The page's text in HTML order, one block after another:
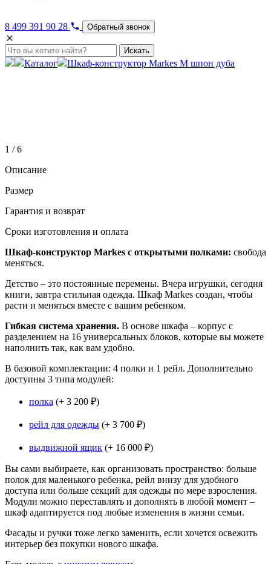
8 499 391 90 28 Обратный звонок
Искать
Каталог Шкаф-конструктор Markes M шпон дуба
1 / 6
Описание
Размер
Гарантия и возврат
Сроки изготовления и оплата
Шкаф-конструктор Markes с открытыми полками: свобода
меняться.
Детство – это постоянные перемены. Вчера игрушки, сегодня
книги, завтра стильная одежда. Шкаф Markes создан, чтобы
расти и меняться вместе с вашим ребенком.
Гибкая система хранения. В основе шкафа – корпус с
разделением на 16 универсальных блоков, которые вы можете
наполнить так, как вам удобно.
В базовой комплектации: 4 полки и 1 рейл. Дополнительно
доступны 3 типа модулей:
полка (+ 3 200 ₽)
рейл для одежды (+ 3 700 ₽)
выдвижной ящик (+ 16 000 ₽)
Вы сами выбираете, как организовать пространство: больше
полок для маленького ребенка, рейл внизу для удобного
доступа или больше секций для одежды по мере взросления.
Модули можно переставлять и дополнять в любой момент –
шкаф адаптируется под любые изменения в жизни семьи.
Фасады и ручки тоже легко заменить, если хочется освежить
интерьер без покупки нового шкафа.